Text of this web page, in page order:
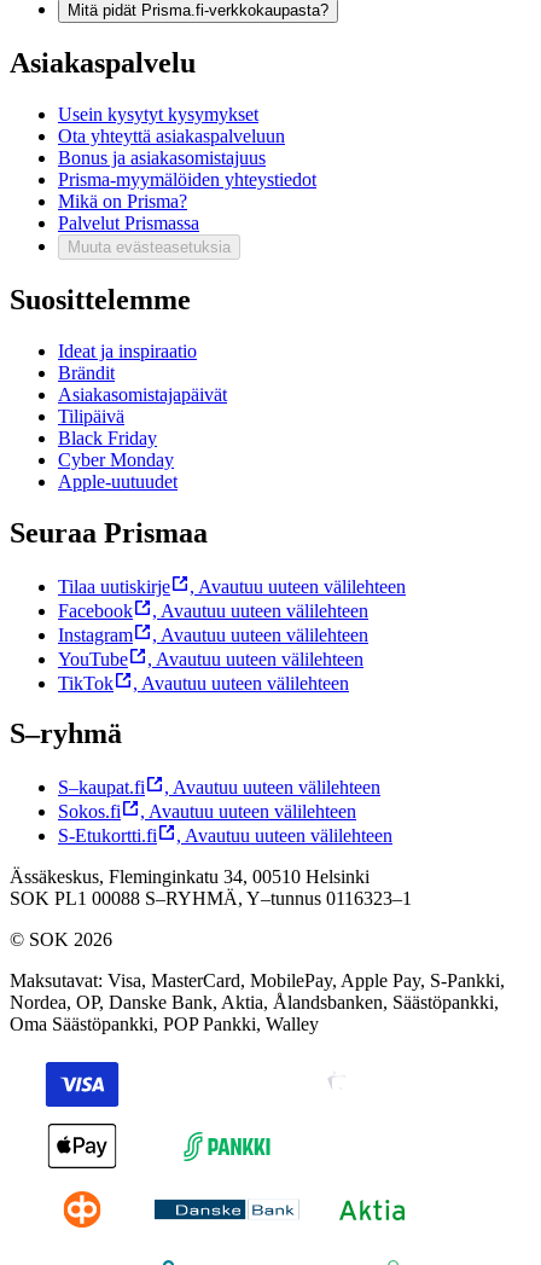
Mitä pidät Prisma.fi-verkkokaupasta?
Asiakaspalvelu
Usein kysytyt kysymykset
Ota yhteyttä asiakaspalveluun
Bonus ja asiakasomistajuus
Prisma-myymälöiden yhteystiedot
Mikä on Prisma?
Palvelut Prismassa
Muuta evästeasetuksia
Suosittelemme
Ideat ja inspiraatio
Brändit
Asiakasomistajapäivät
Tilipäivä
Black Friday
Cyber Monday
Apple-uutuudet
Seuraa Prismaa
Tilaa uutiskirje , Avautuu uuteen välilehteen
Facebook
, Avautuu uuteen välilehteen
Instagram
, Avautuu uuteen välilehteen
YouTube
, Avautuu uuteen välilehteen
TikTok
, Avautuu uuteen välilehteen
S–ryhmä
S–kaupat.fi , Avautuu uuteen välilehteen
Sokos.fi
, Avautuu uuteen välilehteen
S-Etukortti.fi
, Avautuu uuteen välilehteen
Ässäkeskus, Fleminginkatu 34, 00510 Helsinki
SOK PL1 00088 S–RYHMÄ, Y–tunnus 0116323–1
© SOK 2026
Maksutavat: Visa, MasterCard, MobilePay, Apple Pay, S-Pankki,
Nordea, OP, Danske Bank, Aktia, Ålandsbanken, Säästöpankki,
Oma Säästöpankki, POP Pankki, Walley